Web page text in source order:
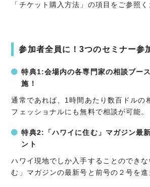
「チケット購入方法」の項目をご参照
参加者全員に！3つのセミナー参
特典1:会場内の各専門家の相談ブー
施！
通常であれば、1時間あたり数百ドルの
フェッショナルにも無料で相談が可能。
特典2:「ハワイに住む」マガジン最
ント
ハワイ現地でしか入手することのでき
む」マガジンの最新号と前号の２号を進